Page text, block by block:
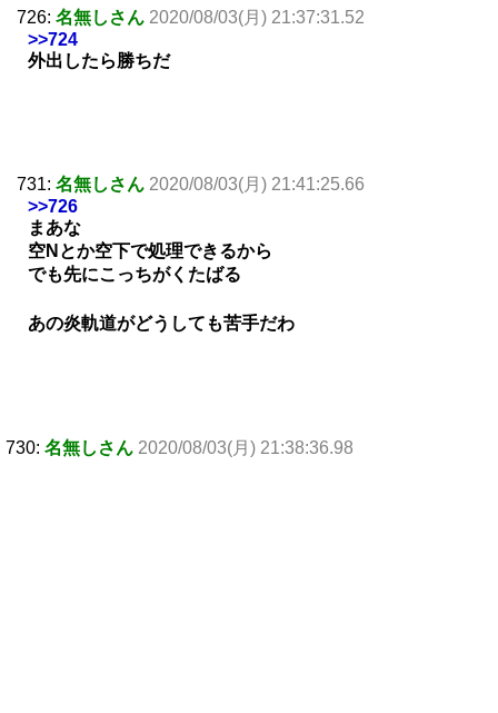
726: 名無しさん 2020/08/03(月) 21:37:31.52
>>724
外出したら勝ちだ
731: 名無しさん 2020/08/03(月) 21:41:25.66
>>726
まあな
空Nとか空下で処理できるから
でも先にこっちがくたばる
あの炎軌道がどうしても苦手だわ
730: 名無しさん 2020/08/03(月) 21:38:36.98